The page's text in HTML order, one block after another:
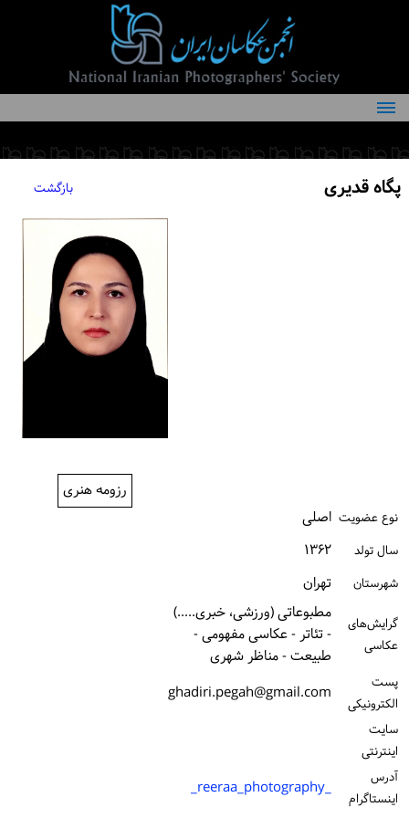
درباره انجمن
کمیته‌های انجمن
پگاه قدیری بازگشت
رزومه هنری
نوع عضویت اصلی
سال تولد ۱۳۶۲
شهرستان تهران
گرایش‌های
عکاسی
مطبوعاتی (ورزشی، خبری.....)
- تئاتر - عکاسی مفهومی -
طبیعت - مناظر شهری
پست
الكترونیكی
ghadiri.pegah@gmail.com
سایت
اینترنتی
آدرس
اینستاگرام
_reeraa_photography_